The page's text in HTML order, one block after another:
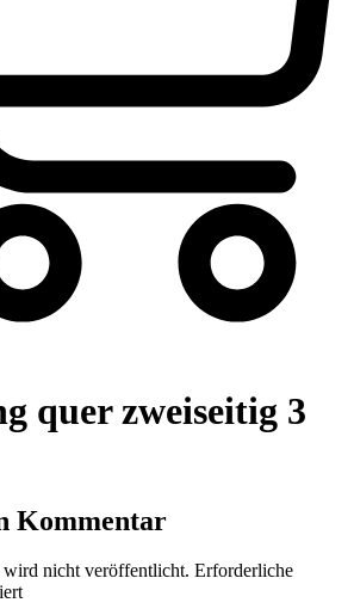
quer zweiseitig 3
Kommentar
nicht veröffentlicht. Erforderliche